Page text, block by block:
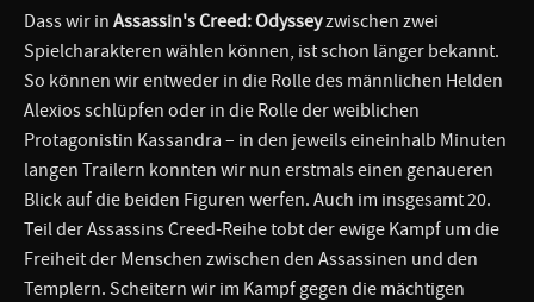
Dass wir in Assassin's Creed: Odysseyzwischen zwei
Spielcharakteren wählen können, ist schon länger bekannt.
So können wir entweder in die Rolle des männlichen Helden
Alexios schlüpfen oder in die Rolle der weiblichen
Protagonistin Kassandra – in den jeweils eineinhalb Minuten
langen Trailern konnten wir nun erstmals einen genaueren
Blick auf die beiden Figuren werfen. Auch im insgesamt 20.
Teil der Assassins Creed-Reihe tobt der ewige Kampf um die
Freiheit der Menschen zwischen den Assassinen und den
Templern. Scheitern wir im Kampf gegen die mächtigen